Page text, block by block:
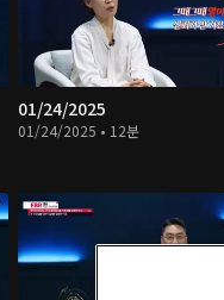
01/24/2025
01/24/2025 • 12분